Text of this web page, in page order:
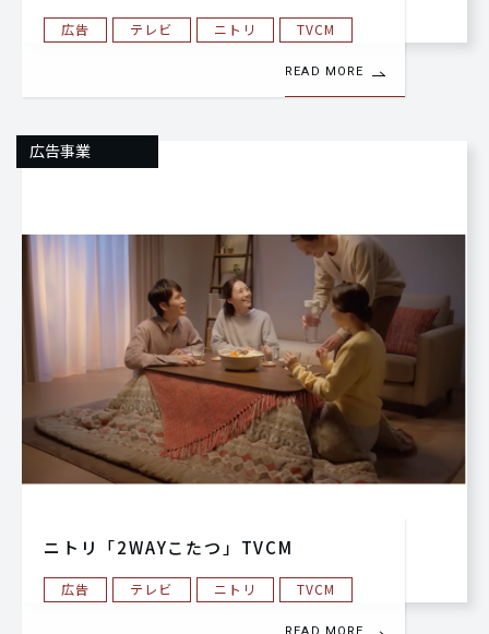
広告 テレビ ニトリ TVCM
READ MORE
広告事業
ニトリ「2WAYこたつ」TVCM
広告 テレビ ニトリ TVCM